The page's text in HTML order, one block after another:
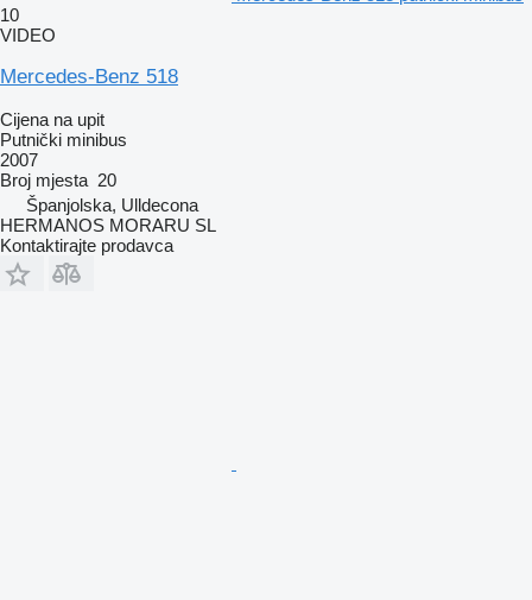
10
VIDEO
Mercedes-Benz 518
Cijena na upit
Putnički minibus
2007
Broj mjesta 20
Španjolska, Ulldecona
HERMANOS MORARU SL
Kontaktirajte prodavca